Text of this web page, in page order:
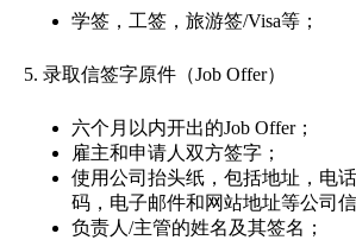
学签，工签，旅游签/Visa等；
5. 录取信签字原件（Job Offer）
六个月以内开出的Job Offer；
雇主和申请人双方签字；
使用公司抬头纸，包括地址，电
码，电子邮件和网站地址等公司信
负责人/主管的姓名及其签名；